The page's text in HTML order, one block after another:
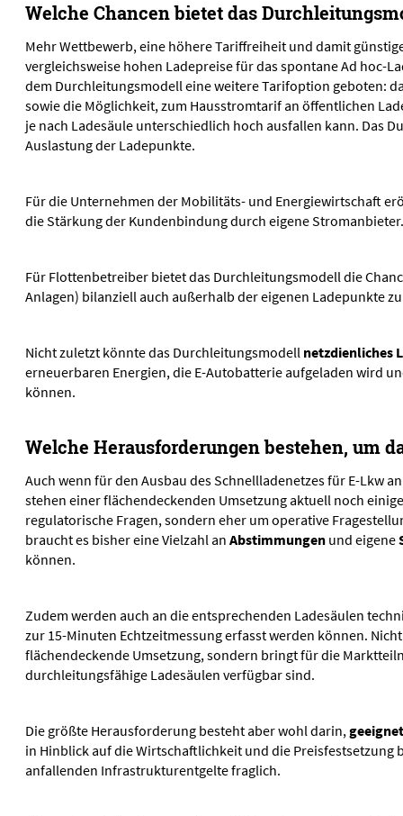
Welche Chancen bietet das
Mehr Wettbewerb, eine höhere Tariffreiheit und damit
vergleichsweise hohen Ladepreise für das spontane Ad hoc-
dem Durchleitungsmodell eine weitere Tarifoption geboten:
sowie die Möglichkeit, zum Hausstromtarif an öffentlichen
je nach Ladesäule unterschiedlich hoch ausfallen kann. Das
Auslastung der Ladepunkte.
Für die Unternehmen der Mobilitäts- und Energiewirtschaft
die Stärkung der Kundenbindung durch eigene Stromanbieter.
Für Flottenbetreiber bietet das Durchleitungsmodell die
Anlagen) bilanziell auch außerhalb der eigenen Ladepunkte
Nicht zuletzt könnte das Durchleitungsmodell netzdienliches
erneuerbaren Energien, die E-Autobatterie aufgeladen wird
können.
Welche Herausforderungen bestehen, um
Auch wenn für den Ausbau des Schnellladenetzes für E-Lkw
stehen einer flächendeckenden Umsetzung aktuell noch
regulatorische Fragen, sondern eher um operative
braucht es bisher eine Vielzahl an Abstimmungen und eigene
können.
Zudem werden auch an die entsprechenden Ladesäulen
zur 15-Minuten Echtzeitmessung erfasst werden können.
flächendeckende Umsetzung, sondern bringt für die
durchleitungsfähige Ladesäulen verfügbar sind.
Die größte Herausforderung besteht aber wohl darin,
in Hinblick auf die Wirtschaftlichkeit und die Preisfestsetzung
anfallenden Infrastrukturentgelte fraglich.